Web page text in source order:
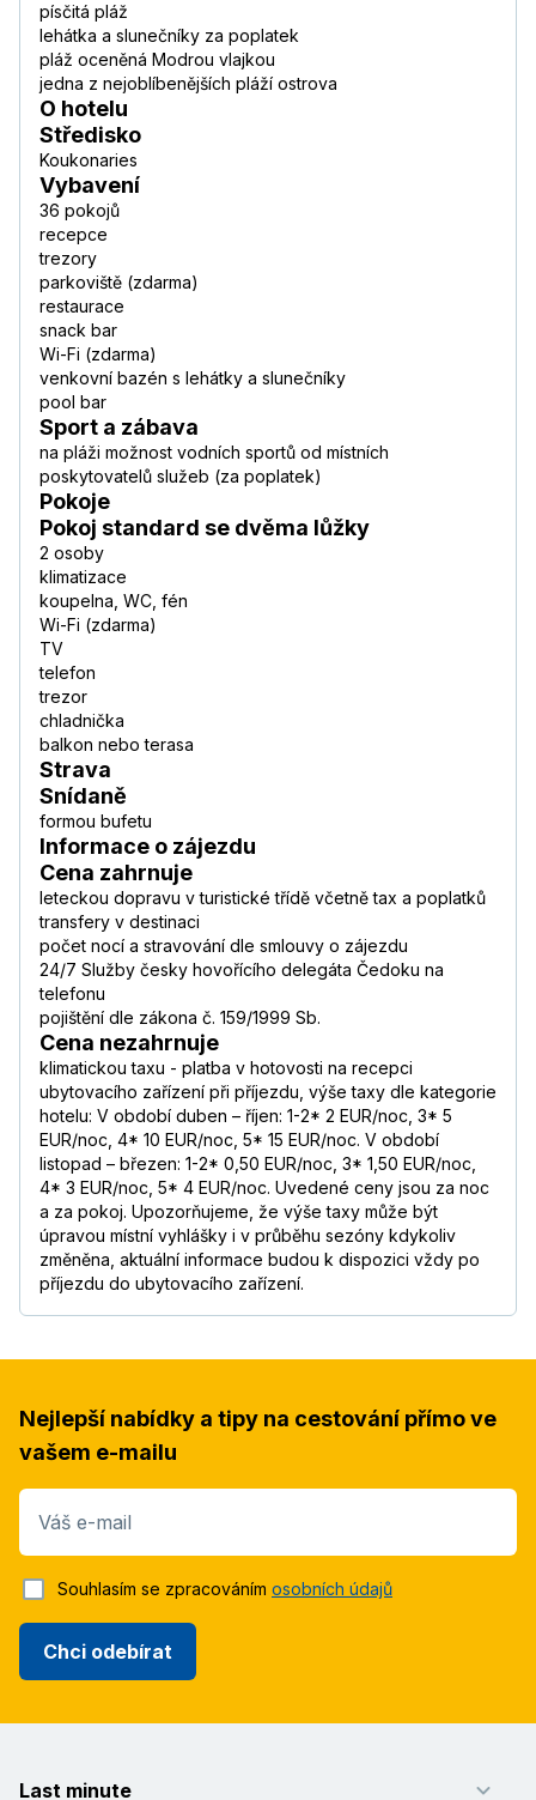
písčitá pláž
lehátka a slunečníky za poplatek
pláž oceněná Modrou vlajkou
jedna z nejoblíbenějších pláží ostrova
O hotelu
Středisko
Koukonaries
Vybavení
36 pokojů
recepce
trezory
parkoviště (zdarma)
restaurace
snack bar
Wi-Fi (zdarma)
venkovní bazén s lehátky a slunečníky
pool bar
Sport a zábava
na pláži možnost vodních sportů od místních
poskytovatelů služeb (za poplatek)
Pokoje
Pokoj standard se dvěma lůžky
2 osoby
klimatizace
koupelna, WC, fén
Wi-Fi (zdarma)
TV
telefon
trezor
chladnička
balkon nebo terasa
Strava
Snídaně
formou bufetu
Informace o zájezdu
Cena zahrnuje
leteckou dopravu v turistické třídě včetně tax a poplatků
transfery v destinaci
počet nocí a stravování dle smlouvy o zájezdu
24/7 Služby česky hovořícího delegáta Čedoku na
telefonu
pojištění dle zákona č. 159/1999 Sb.
Cena nezahrnuje
klimatickou taxu - platba v hotovosti na recepci
ubytovacího zařízení při příjezdu, výše taxy dle kategorie
hotelu: V období duben – říjen: 1-2* 2 EUR/noc, 3* 5
EUR/noc, 4* 10 EUR/noc, 5* 15 EUR/noc. V období
listopad – březen: 1-2* 0,50 EUR/noc, 3* 1,50 EUR/noc,
4* 3 EUR/noc, 5* 4 EUR/noc. Uvedené ceny jsou za noc
a za pokoj. Upozorňujeme, že výše taxy může být
úpravou místní vyhlášky i v průběhu sezóny kdykoliv
změněna, aktuální informace budou k dispozici vždy po
příjezdu do ubytovacího zařízení.
Nejlepší nabídky a tipy na cestování přímo ve
vašem e-mailu
Váš e-mail
Chci odebírat
Souhlasím se zpracováním osobních údajů
Last minute